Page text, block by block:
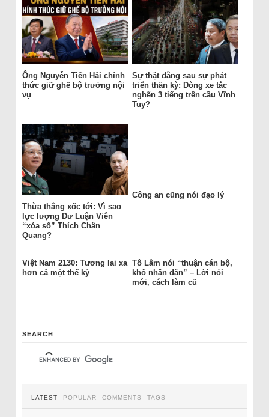
Ông Nguyễn Tiến Hải chính
thức giữ ghế bộ trưởng nội
vụ
Sự thật đằng sau sự phát
triển thần kỳ: Dòng xe tắc
nghẽn 3 tiếng trên cầu Vĩnh
Tuy?
Thừa thắng xốc tới: Vì sao
lực lượng Dư Luận Viên
“xóa sổ” Thích Chân
Quang?
Công an cũng nói đạo lý
Việt Nam 2130: Tương lai xa
hơn cả một thế kỷ
Tô Lâm nói “thuận cán bộ,
khổ nhân dân” – Lời nói
mới, cách làm cũ
SEARCH
LATEST POPULAR COMMENTS TAGS